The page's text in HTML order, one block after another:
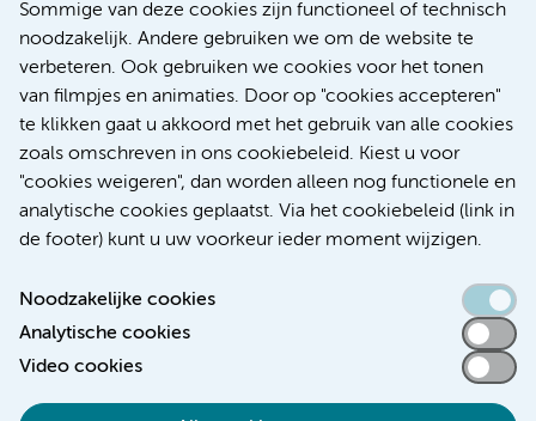
Sommige van deze cookies zijn functioneel of technisch
noodzakelijk. Andere gebruiken we om de website te
verbeteren. Ook gebruiken we cookies voor het tonen
van filmpjes en animaties. Door op "cookies accepteren"
te klikken gaat u akkoord met het gebruik van alle cookies
zoals omschreven in ons cookiebeleid. Kiest u voor
"cookies weigeren", dan worden alleen nog functionele en
analytische cookies geplaatst. Via het cookiebeleid (link in
de footer) kunt u uw voorkeur ieder moment wijzigen.
Noodzakelijke cookies
Analytische cookies
Video cookies
voor patiënten met alvleesklierkanker verbeteren
Kanker Internationaal
Meer
Toegankelijkheidsverklaring